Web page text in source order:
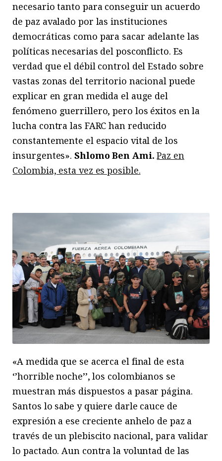
necesario tanto para conseguir un acuerdo
de paz avalado por las instituciones
democráticas como para sacar adelante las
políticas necesarias del posconflicto. Es
verdad que el débil control del Estado sobre
vastas zonas del territorio nacional puede
explicar en gran medida el auge del
fenómeno guerrillero, pero los éxitos en la
lucha contra las FARC han reducido
constantemente el espacio vital de los
insurgentes».Shlomo Ben Ami.Paz en
Colombia, esta vez es posible.
«A medida que se acerca el final de esta
‘’horrible noche’’, los colombianos se
muestran más dispuestos a pasar página.
Santos lo sabe y quiere darle cauce de
expresión a ese creciente anhelo de paz a
través de un plebiscito nacional, para validar
lo pactado. Aun contra la voluntad de las